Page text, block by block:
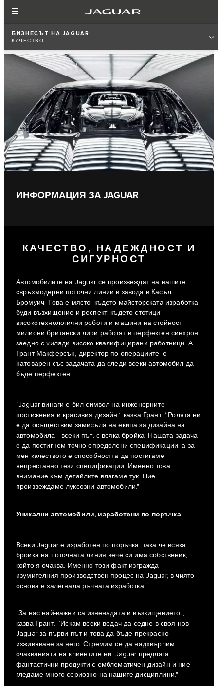
БИЗНЕСЪТ НА JAGUAR
КАЧЕСТВО
ИНФОРМАЦИЯ ЗА JAGUAR
КАЧЕСТВО, НАДЕЖДНОСТ И
СИГУРНОСТ
Автомобилите на Jaguar се произвеждат на нашите
свръхмодерни поточни линии в завода в Касъл
Бромуич. Това е място, където майсторската изработка
буди възхищение и респект, където стотици
високотехнологични роботи и машини на стойност
милиони британски лири работят в перфектен синхрон
заедно с хиляди високо квалифицирани работници. А
Грант Макферсън, директор по операциите, е
натоварен със задачата да следи всеки автомобил да
бъде перфектен.
"Jaguar винаги е бил символ на инженерните
постижения и красивия дизайн”, казва Грант. “Ролята ни
е да осъществим замисъла на екипа за дизайна на
автомобила - всеки път, с всяка бройка. Нашата задача
е да постигнем точно определени спецификации, а за
мен качеството е способността да постигаме
непрестанно тези спецификации. Именно това
внимание към детайлите влагаме тук. Ние
произвеждаме луксозни автомобили."
Уникални автомобили, изработени по поръчка
Всеки Jaguar е изработен по поръчка, така че всяка
бройка на поточната линия вече си има собственик,
който я очаква. Именно този факт изгражда
изумителния производствен процес на Jaguar, в чиято
основа е залегнала ръчната изработка.
"За нас най-важни са изненадата и възхищението”,
казва Грант. “Искам всеки водач да седне в своя нов
Jaguar за първи път и това да бъде прекрасно
изживяване за него. Стремим се да надхвърлим
очакванията на клиентите ни. Jaguar предлага
фантастични продукти с емблематичен дизайн и ние
гледаме много сериозно на нашите дисциплини."